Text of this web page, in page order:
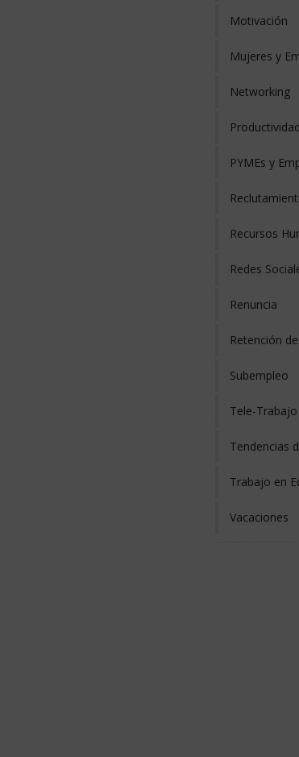
Motivación
Mujeres y
Networking
Productividad
PYMEs y
Recursos
Redes
Renuncia
Retención
Subempleo
Tele-Trabajo
Tendencias
Trabajo en
Vacaciones